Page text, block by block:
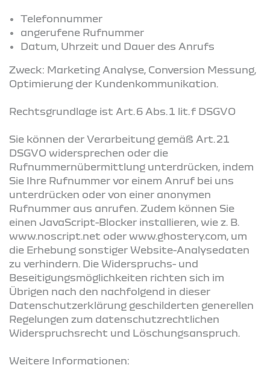
Telefonnummer
angerufene Rufnummer
Datum, Uhrzeit und Dauer des Anrufs
Zweck: Marketing Analyse, Conversion Messung,
Optimierung der Kundenkommunikation.
Rechtsgrundlage ist Art. 6 Abs. 1 lit. f DSGVO
Sie können der Verarbeitung gemäß Art. 21
DSGVO widersprechen oder die
Rufnummernübermittlung unterdrücken, indem
Sie Ihre Rufnummer vor einem Anruf bei uns
unterdrücken oder von einer anonymen
Rufnummer aus anrufen. Zudem können Sie
einen JavaScript-Blocker installieren, wie z. B.
www.noscript.net oder www.ghostery.com, um
die Erhebung sonstiger Website-Analysedaten
zu verhindern. Die Widerspruchs- und
Beseitigungsmöglichkeiten richten sich im
Übrigen nach den nachfolgend in dieser
Datenschutzerklärung geschilderten generellen
Regelungen zum datenschutzrechtlichen
Widerspruchsrecht und Löschungsanspruch.
Weitere Informationen: